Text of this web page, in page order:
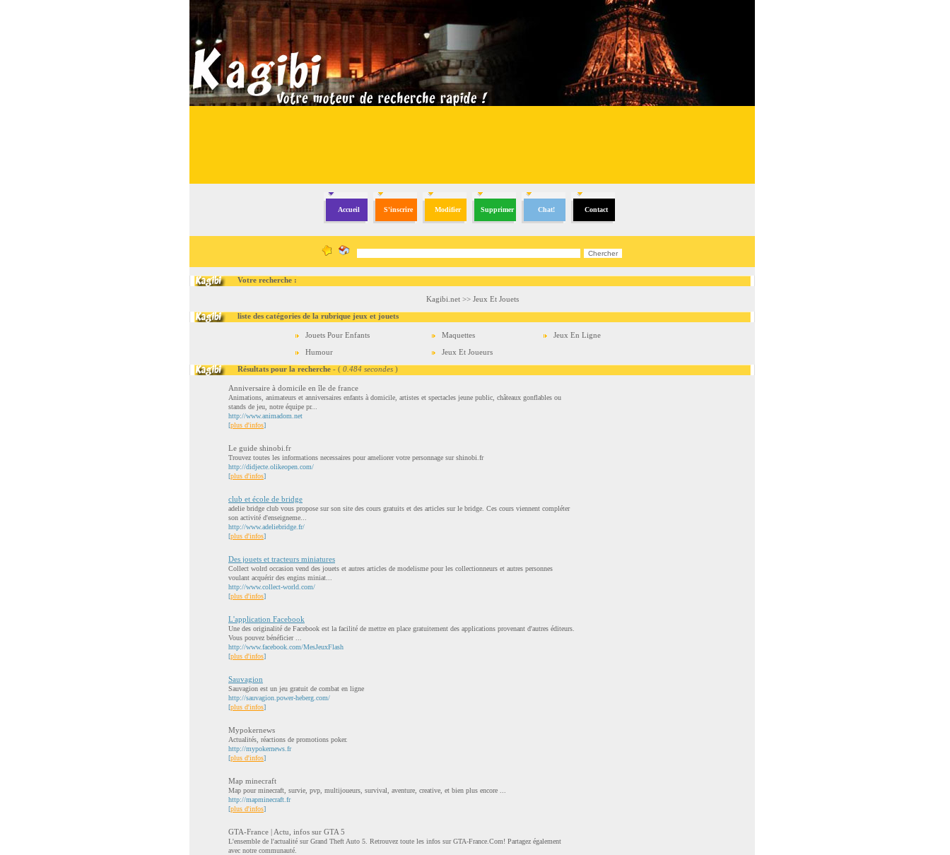
Accueil S'inscrire Modifier Supprimer Chat! Contact
Votre recherche :
Kagibi.net>> Jeux Et Jouets
liste des catégories de la rubrique jeux et jouets
Jouets Pour Enfants Maquettes
Jeux En Ligne
Humour
Jeux Et Joueurs
Résultats pour la recherche - ( 0.484 secondes )
Anniversaire à domicile en île de france
Animations, animateurs et anniversaires enfants à domicile, artistes et spectacles jeune public, châteaux gonflables ou
stands de jeu, notre équipe pr...
http://www.animadom.net
[plus d'infos]
Le guide shinobi.fr
Trouvez toutes les informations necessaires pour ameliorer votre personnage sur shinobi.fr
http://didjecte.olikeopen.com/
[plus d'infos]
club et école de bridge
adelie bridge club vous propose sur son site des cours gratuits et des articles sur le bridge. Ces cours viennent compléter
son activité d'enseigneme...
http://www.adeliebridge.fr/
[plus d'infos]
Des jouets et tracteurs miniatures
Collect wolrd occasion vend des jouets et autres articles de modelisme pour les collectionneurs et autres personnes
voulant acquérir des engins miniat...
http://www.collect-world.com/
[plus d'infos]
L'application Facebook
Une des originalité de Facebook est la facilité de mettre en place gratuitement des applications provenant d'autres éditeurs.
Vous pouvez bénéficier ...
http://www.facebook.com/MesJeuxFlash
[plus d'infos]
Sauvagion
Sauvagion est un jeu gratuit de combat en ligne
http://sauvagion.power-heberg.com/
[plus d'infos]
Mypokernews
Actualités, réactions de promotions poker.
http://mypokernews.fr
[plus d'infos]
Map minecraft
Map pour minecraft, survie, pvp, multijoueurs, survival, aventure, creative, et bien plus encore ...
http://mapminecraft.fr
[plus d'infos]
GTA-France | Actu, infos sur GTA 5
L'ensemble de l'actualité sur Grand Theft Auto 5. Retrouvez toute les infos sur GTA-France.Com! Partagez également
avec notre communauté.